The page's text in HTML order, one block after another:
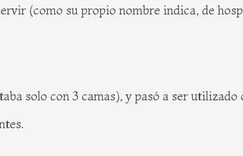
(como su propio nombre indica, de
solo con 3 camas), y pasó a ser utilizado